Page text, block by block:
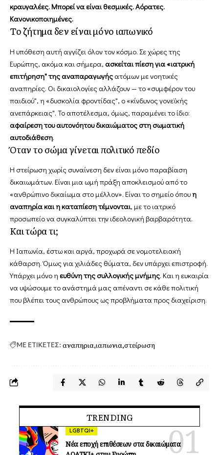
κραυγαλέες. Μπορεί να είναι θεσμικές. Αόρατες.
Κανονικοποιημένες.
Το ζήτημα δεν είναι μόνο ιαπωνικό
Η υπόθεση αυτή αγγίζει όλον τον κόσμο. Σε χώρες της
Ευρώπης, ακόμα και σήμερα, ασκείται πίεση για «ιατρική
επιτήρηση" της αναπαραγωγής ατόμων με νοητικές
αναπηρίες. Οι δικαιολογίες αλλάζουν — το «συμφέρον του
παιδιού", η «δυσκολία φροντίδας", ο «κίνδυνος γονεϊκής
ανεπάρκειας". Το αποτέλεσμα, όμως, παραμένει το ίδιο:
αφαίρεση του αυτονόητου δικαιώματος στη σωματική
αυτοδιάθεση.
Όταν το σώμα γίνεται πολιτικό πεδίο
Η στείρωση χωρίς συναίνεση δεν είναι μόνο παραβίαση
δικαιωμάτων. Είναι μια ωμή πράξη αποκλεισμού από το
«ανθρώπινο δικαίωμα στο μέλλον». Είναι το σημείο όπουη
αναπηρία και η καταπίεση τέμνονται, με το ιατρικό
προσωπείο να συγκαλύπτει την ιδεολογική βαρβαρότητα.
Και τώρα τι;
Η Ιαπωνία, έστω και αργά, προχωρά σε νομοτελειακή
κάθαρση. Όμως για χιλιάδες θύματα, δεν υπάρχει επιστροφή.
Υπάρχει μόνο η ευθύνη της συλλογικής μνήμης. Και η ευκαιρία
να υψώσουμε το ανάστημά μας απέναντι σε κάθε πολιτική
που βλέπει τους ανθρώπους ως προβλήματα προς διαχείριση.
ΜΕ ΕΤΙΚΕΤΕΣ: αναπηρια ιαπωνια στείρωση
TRENDING
LGBTQI+
Νέα εποχή επιθέσεων στα δικαιώματα